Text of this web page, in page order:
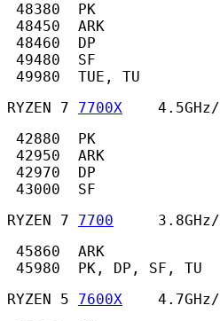
48380  PK
48450  ARK
48460  DP
49480  SF
49980  TUE, TU
RYZEN 7 7700X
42880  PK
42950  ARK
42970  DP
43000  SF
RYZEN 7 7700
45860  ARK
45980  PK, DP, SF, TU
RYZEN 5 7600X